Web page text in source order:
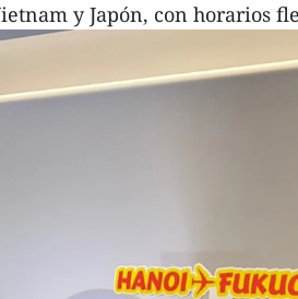
y Japón, con horarios